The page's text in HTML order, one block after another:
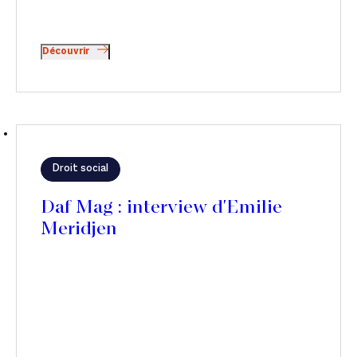
Découvrir
Droit social
Daf Mag : interview d'Emilie
Meridjen